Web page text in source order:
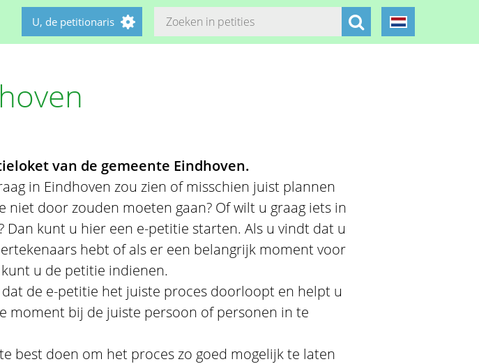
U, de petitionaris
van de gemeente Eindhoven.
in Eindhoven zou zien of misschien juist plannen
niet door zouden moeten gaan? Of wilt u graag iets in
Dan kunt u hier een e-petitie starten. Als u vindt dat u
hebt of als er een belangrijk moment voor
u de petitie indienen.
de e-petitie het juiste proces doorloopt en helpt u
moment bij de juiste persoon of personen in te
best doen om het proces zo goed mogelijk te laten